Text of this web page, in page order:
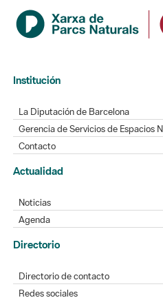
Institución
La Diputación de Barcelona
Gerencia de Servicios de Espacios
Contacto
Actualidad
Noticias
Agenda
Directorio
Directorio de contacto
Redes sociales